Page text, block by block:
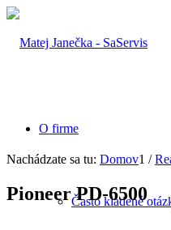
O firme
Často kladené
Nachádzate sa tu: Domov1 /
Pioneer PD-6500